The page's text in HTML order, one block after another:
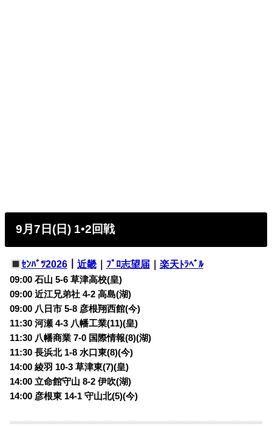
9月7日(日) 1•2回戦
ｾﾝﾊﾞﾂ2026｜ 近畿｜ ﾌﾟﾛ志望届｜ 楽天ﾄﾗﾍﾞﾙ
09:00 石山 5-6 草津高校(皇)
09:00 近江兄弟社 4-2 高島(湖)
09:00 八日市 5-8 彦根翔西館(今)
11:30 河瀬 4-3 八幡工業(11)(皇)
11:30 八幡商業 7-0 国際情報(8)(湖)
11:30 長浜北 1-8 水口東(8)(今)
14:00 綾羽 10-3 草津東(7)(皇)
14:00 立命館守山 8-2 伊吹(湖)
14:00 彦根東 14-1 守山北(5)(今)